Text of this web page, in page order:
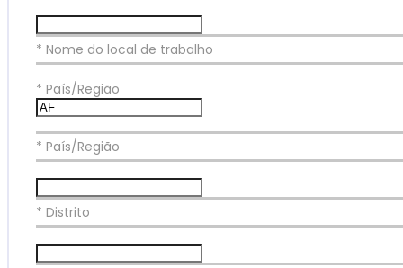
* Nome do local de trabalho
* País/Região
* País/Região
* Distrito